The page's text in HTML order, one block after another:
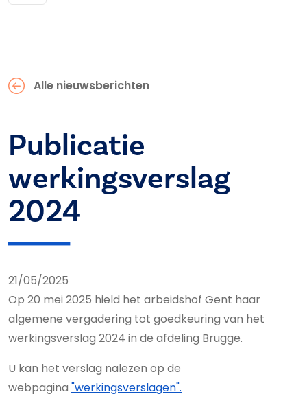
Alle nieuwsberichten
Publicatie
werkingsverslag
2024
21/05/2025
Op 20 mei 2025 hield het arbeidshof Gent haar
algemene vergadering tot goedkeuring van het
werkingsverslag 2024 in de afdeling Brugge.
U kan het verslag nalezen op de
webpagina "werkingsverslagen".